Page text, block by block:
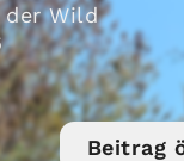
der Wild
Beitrag